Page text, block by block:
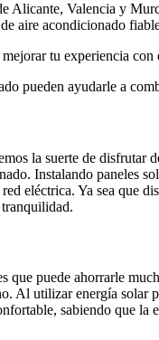
Alicante, Valencia y
aire acondicionado
tu experiencia
pueden ayudarle a
la suerte de disfrutar
Instalando paneles
eléctrica. Ya sea que
que puede ahorrarle
Al utilizar energía solar
sabiendo que la